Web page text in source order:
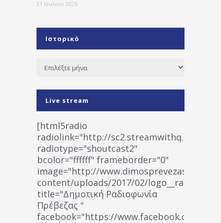
31 Ιουλίου 2026
Ιστορικό
Ιστορικό
Live stream
[html5radio
radiolink="http://
radiotype="shoutcast2"
bcolor="ffffff" frameborder="0"
image="http://www.dimosprevezas.gr/wp-
content/uploads/2017/02/
title="Δημοτική Ραδιοφωνία
Πρέβεζας "
facebook="https://www.facebook.com/